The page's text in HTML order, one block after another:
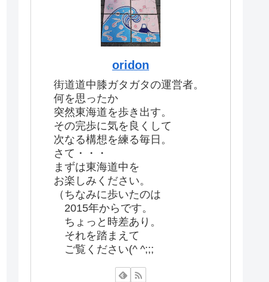
oridon
街道道中膝ガタガタの運営者。
何を思ったか
突然東海道を歩き出す。
その完歩に気を良くして
次なる構想を練る毎日。
さて・・・
まずは東海道中を
お楽しみください。
（ちなみに歩いたのは
2015年からです。
ちょっと時差あり。
それを踏まえて
ご覧ください(^ ^;;;